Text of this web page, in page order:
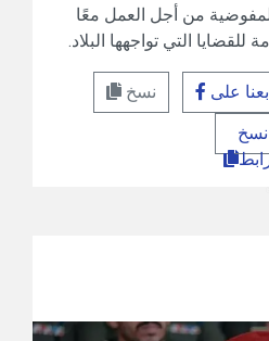
من أجل العمل معًا
التي تواجهها البلاد.
على
نسخ
نسخ